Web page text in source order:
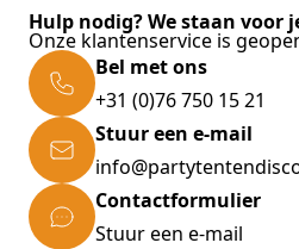
Hulp nodig? We staan voor
Onze klantenservice is
Bel met ons
+31 (0)76 750 15 21
Stuur een e-mail
Contactformulier
Stuur een e-mail